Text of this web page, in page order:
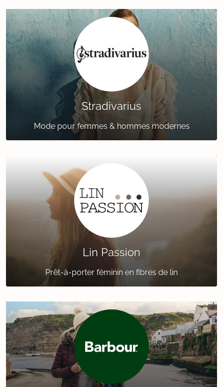
Stradivarius
Mode pour femmes & hommes modernes
Lin Passion
Prêt-à-porter féminin en fibres de lin